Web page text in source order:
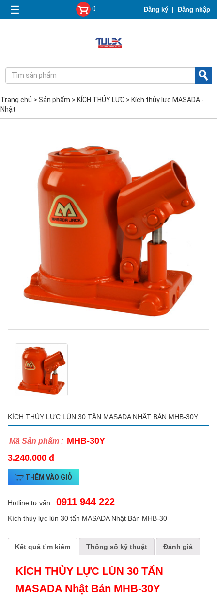
☰ Đăng ký| Đăng nhập
0
Trang chủ > Sản phẩm > KÍCH THỦY LỰC > Kích thủy lực MASADA -
Nhật
KÍCH THỦY LỰC LÙN 30 TẤN MASADA NHẬT BẢN MHB-30Y
Mã Sản phẩm : MHB-30Y
3.240.000 đ
THÊM VÀO GIỎ
Hotline tư vấn : 0911 944 222
Kích thủy lực lùn 30 tấn MASADA Nhật Bản MHB-30
Kết quả tìm kiếm Thông số kỹ thuật Đánh giá
KÍCH THỦY LỰC LÙN 30 TẤN
MASADA Nhật Bản MHB-30Y